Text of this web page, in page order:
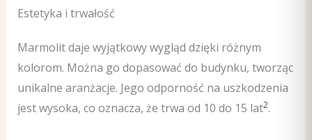
Estetyka i trwałość
Marmolit daje wyjątkowy wygląd dzięki różnym
kolorom. Można go dopasować do budynku, tworząc
unikalne aranżacje. Jego odporność na uszkodzenia
jest wysoka, co oznacza, że trwa od 10 do 15 lat2.